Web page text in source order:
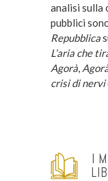
analisi sulla
pubblici
Repubblica
L’aria che
Agorà,
crisi di nervi
I